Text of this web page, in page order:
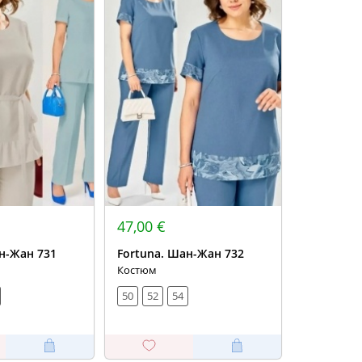
Жан 731
47,00 €
Fortuna. Шан-Жан 732
Костюм
50
52 54